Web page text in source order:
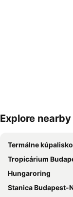
Explore
Termálne kúpalisko
Tropicárium
Hungaroring
Stanica Budapest-